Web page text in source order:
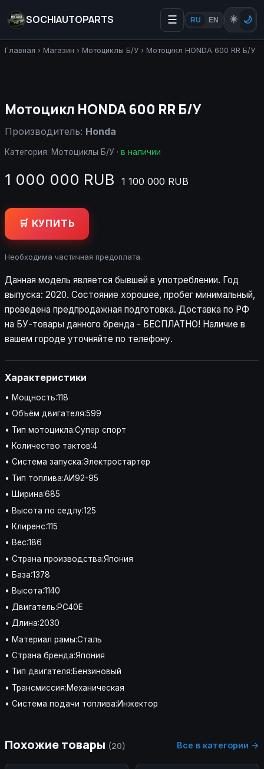
SOCHIAUTOPARTS ☰ RU EN ☀️ 🌙
Главная › Магазин › Мотоциклы Б/У › Мотоцикл HONDA 600 RR Б/У
Мотоцикл HONDA 600 RR Б/У
Производитель: Honda
Категория: Мотоциклы Б/У · в наличии
1 000 000 RUB 1 100 000 RUB
🛒 КУПИТЬ
Необходима частичная предоплата.
Данная модель является бывшей в употреблении. Год
выпуска: 2020. Состояние хорошее, пробег минимальный,
проведена предпродажная подготовка. Доставка по РФ
на БУ-товары данного бренда - БЕСПЛАТНО! Наличие в
вашем городе уточняйте по телефону.
Характеристики
• Мощность:118
• Объём двигателя:599
• Тип мотоцикла:Супер спорт
• Количество тактов:4
• Система запуска:Электростартер
• Тип топлива:АИ92-95
• Ширина:685
• Высота по седлу:125
• Клиренс:115
• Вес:186
• Страна производства:Япония
• База:1378
• Высота:1140
• Двигатель:PC40E
• Длина:2030
• Материал рамы:Сталь
• Страна бренда:Япония
• Тип двигателя:Бензиновый
• Трансмиссия:Механическая
• Система подачи топлива:Инжектор
Похожие товары (20) Все в категории →